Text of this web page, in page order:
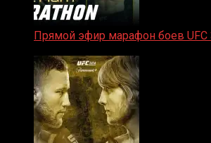
Прямой эфир марафон боев UFC